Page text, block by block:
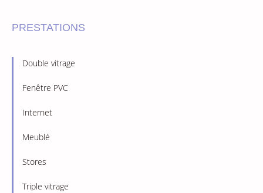
PRESTATIONS
Double vitrage
Fenêtre PVC
Internet
Meublé
Stores
Triple vitrage